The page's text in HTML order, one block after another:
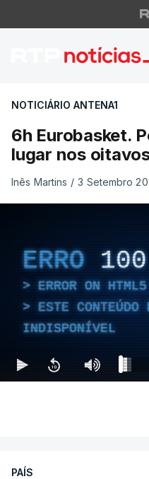
6h
NOTICIÁRIO ANTENA1
6h Eurobasket.
lugar nos
Inês Martins / 3 Setembro
ERRO 100
ERROR ON
ESTE CONTEÚDO
INDISPONÍVEL
PAÍS